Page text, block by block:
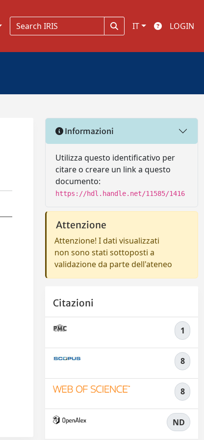
IT LOGIN
Informazioni
Utilizza questo identificativo per
citare o creare un link a questo
documento:
https://hdl.handle.net/11585/1416
Attenzione
Attenzione! I dati visualizzati
non sono stati sottoposti a
validazione da parte dell'ateneo
Citazioni
1
8
8
ND